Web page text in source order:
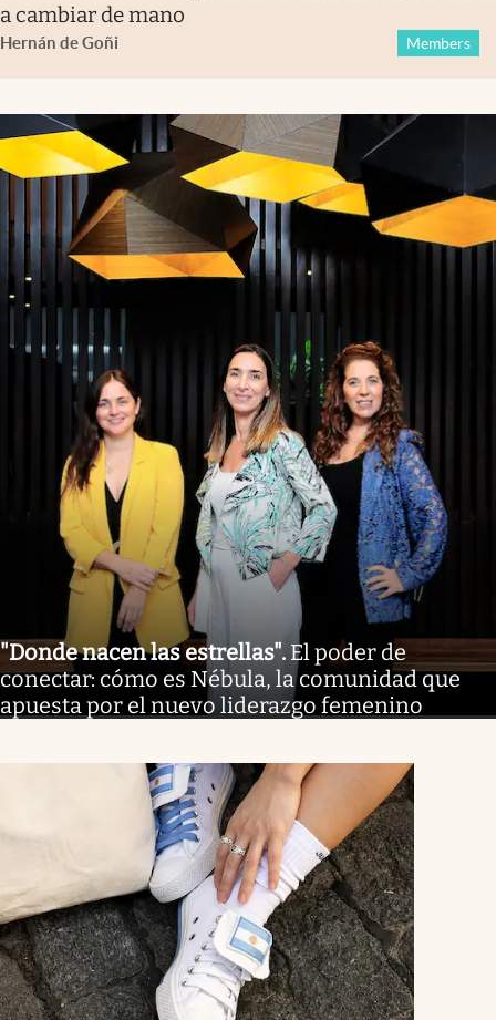
a cambiar de mano
Hernán de Goñi Members
"Donde nacen las estrellas". El poder de
conectar: cómo es Nébula, la comunidad que
apuesta por el nuevo liderazgo femenino